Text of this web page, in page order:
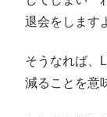
退会をします
そうなれば、
減ることを意